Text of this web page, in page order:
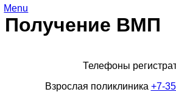
Получение ВМП
Menu
Телефоны
Взрослая поликлиника +7-